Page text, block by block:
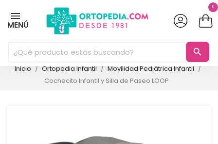
MENÚ
0
search
Inicio Ortopedia Infantil
Movilidad Pediátrica Infantil
Cochecito Infantil y Silla de Paseo LOOP